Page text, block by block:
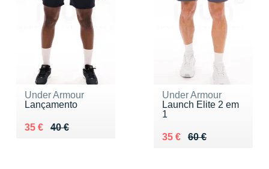
Under Armour
Lançamento
40 €
Au lieu de 40 €
35 €
Vendu 35 €
Under Armour
Launch Elite 2 em
1
60 €
Au lieu de 60 €
35 €
Vendu 35 €